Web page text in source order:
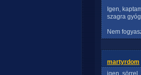
Igen,
szagra
Nem
martyrdom
igen, sörrel,